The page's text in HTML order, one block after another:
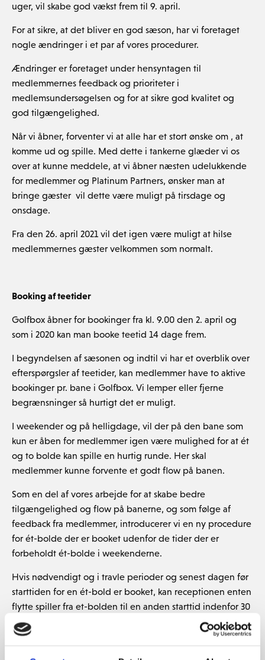
uger, vil skabe god vækst frem til 9. april.
For at sikre, at det bliver en god sæson, har vi foretaget
nogle ændringer i et par af vores procedurer.
Ændringer er foretaget under hensyntagen til
medlemmernes feedback og prioriteter i
medlemsundersøgelsen og for at sikre god kvalitet og
god tilgængelighed.
Når vi åbner, forventer vi at alle har et stort ønske om , at
komme ud og spille. Med dette i tankerne glæder vi os
over at kunne meddele, at vi åbner næsten udelukkende
for medlemmer og Platinum Partners, ønsker man at
bringe gæster vil dette være muligt på tirsdage og
onsdage.
Fra den 26. april 2021 vil det igen være muligt at hilse
medlemmernes gæster velkommen som normalt.
Booking af teetider
Golfbox åbner for bookinger fra kl. 9.00 den 2. april og
som i 2020 kan man booke teetid 14 dage frem.
I begyndelsen af sæsonen og indtil vi har et overblik over
efterspørgsler af teetider, kan medlemmer have to aktive
bookinger pr. bane i Golfbox. Vi lemper eller fjerne
begrænsninger så hurtigt det er muligt.
I weekender og på helligdage, vil der på den bane som
kun er åben for medlemmer igen være mulighed for at ét
og to bolde kan spille en hurtig runde. Her skal
medlemmer kunne forvente et godt flow på banen.
Som en del af vores arbejde for at skabe bedre
tilgængelighed og flow på banerne, og som følge af
feedback fra medlemmer, introducerer vi en ny procedure
for ét-bolde der er booket udenfor de tider der er
forbeholdt ét-bolde i weekenderne.
Hvis nødvendigt og i travle perioder og senest dagen før
starttiden for en ét-bold er booket, kan receptionen enten
flytte spiller fra et-bolden til en anden starttid indenfor 30
minutter før eller efter den oprindelige bookede tid, eller
booke andre spiller på ét-boldens tid. Disse ændringer,